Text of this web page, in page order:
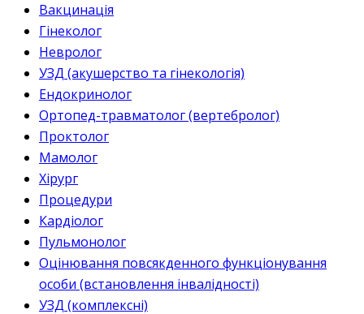
Вакцинація
Гінеколог
Невролог
УЗД (акушерство та гінекологія)
Ендокринолог
Ортопед-травматолог (вертебролог)
Проктолог
Мамолог
Хірург
Процедури
Кардіолог
Пульмонолог
Оцінювання повсякденного функціонування
особи (встановлення інвалідності)
УЗД (комплексні)